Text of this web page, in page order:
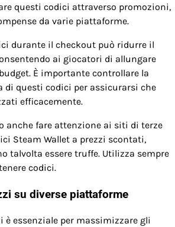
questi codici attraverso promozioni,
da varie piattaforme.
durante il checkout può ridurre il
ai giocatori di allungare
È importante controllare la
di questi codici per assicurarsi che
efficacemente.
anche fare attenzione ai siti di terze
Steam Wallet a prezzi scontati,
talvolta essere truffe. Utilizza sempre
codici.
su diverse piattaforme
è essenziale per massimizzare gli